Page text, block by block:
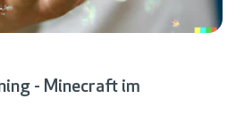
- Minecraft im